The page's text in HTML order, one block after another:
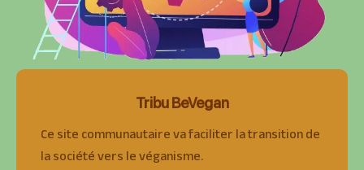
Tribu BeVegan
Ce site communautaire va faciliter la transition de
la société vers le véganisme.